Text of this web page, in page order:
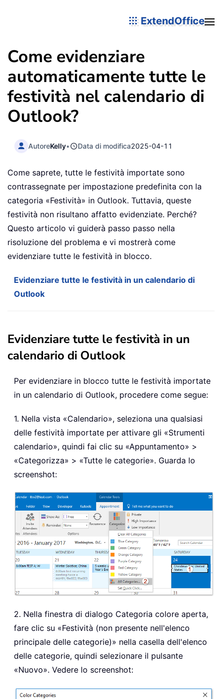
ExtendOffice
Come evidenziare
automaticamente tutte le
festività nel calendario di
Outlook?
AutoreKelly• Data di modifica2025-04-11
Come saprete, tutte le festività importate sono
contrassegnate per impostazione predefinita con la
categoria «Festività» in Outlook. Tuttavia, queste
festività non risultano affatto evidenziate. Perché?
Questo articolo vi guiderà passo passo nella
risoluzione del problema e vi mostrerà come
evidenziare tutte le festività in blocco.
Evidenziare tutte le festività in un calendario di
Outlook
Evidenziare tutte le festività in un
calendario di Outlook
Per evidenziare in blocco tutte le festività importate
in un calendario di Outlook, procedere come segue:
1. Nella vista «Calendario», seleziona una qualsiasi
delle festività importate per attivare gli «Strumenti
calendario», quindi fai clic su «Appuntamento» >
«Categorizza» > «Tutte le categorie». Guarda lo
screenshot:
2. Nella finestra di dialogo Categoria colore aperta,
fare clic su «Festività (non presente nell'elenco
principale delle categorie)» nella casella dell'elenco
delle categorie, quindi selezionare il pulsante
«Nuovo». Vedere lo screenshot: